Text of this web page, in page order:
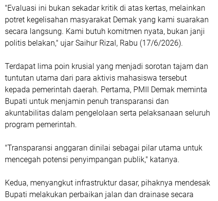
‎"Evaluasi ini bukan sekadar kritik di atas kertas, melainkan
potret kegelisahan masyarakat Demak yang kami suarakan
secara langsung. Kami butuh komitmen nyata, bukan janji
politis belakan," ujar Saihur Rizal, Rabu (17/6/2026).
‎Terdapat lima poin krusial yang menjadi sorotan tajam dan
tuntutan utama dari para aktivis mahasiswa tersebut
kepada pemerintah daerah. Pertama, PMII Demak meminta
Bupati untuk menjamin penuh transparansi dan
akuntabilitas dalam pengelolaan serta pelaksanaan seluruh
program pemerintah.
‎"Transparansi anggaran dinilai sebagai pilar utama untuk
mencegah potensi penyimpangan publik," katanya.
‎Kedua, menyangkut infrastruktur dasar, pihaknya mendesak
Bupati melakukan perbaikan jalan dan drainase secara